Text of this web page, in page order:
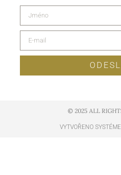
© 2025 ALL
VYTVOŘENO